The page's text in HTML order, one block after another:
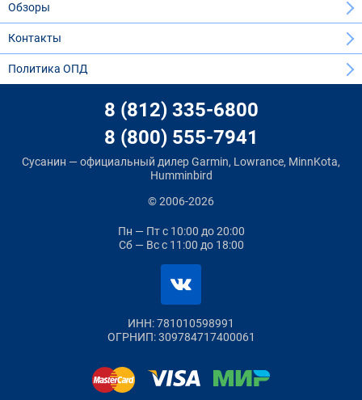
Обзоры
Контакты
Политика ОПД
8 (812) 335-6800
8 (800) 555-7941
Сусанин — официальный дилер Garmin, Lowrance, MinnKota,
Humminbird
© 2006-2026
Пн — Птс 10:00 до 20:00
Сб — Всс 11:00 до 18:00
ИНН: 781010598991
ОГРНИП: 309784717400061